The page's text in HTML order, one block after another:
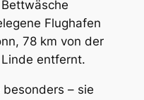
Flughafen
78 km von der
entfernt.
– sie